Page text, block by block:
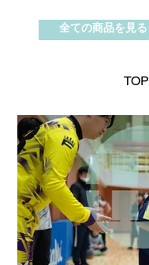
全ての商品を見る
TOP